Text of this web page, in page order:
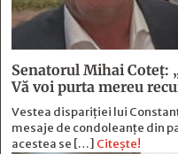
Senatorul Mihai Coteț:
Vă voi purta mereu
Vestea dispariției lui
mesaje de condoleanțe din
acestea se […] Citește!